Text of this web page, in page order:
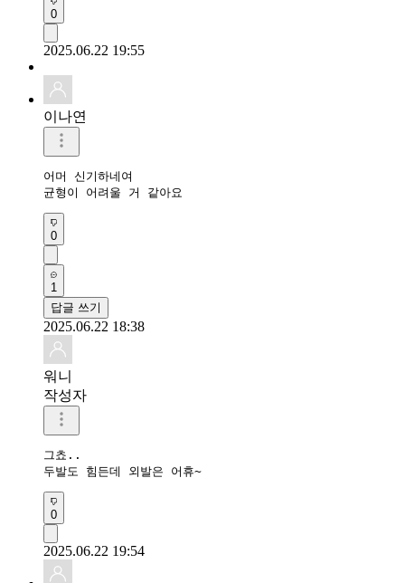
0
2025.06.22 19:55
이나연
어머 신기하네여
균형이 어려울 거 같아요
0
1
답글 쓰기
2025.06.22 18:38
워니
작성자
그쵸..
두발도 힘든데 외발은 어휴~
0
2025.06.22 19:54